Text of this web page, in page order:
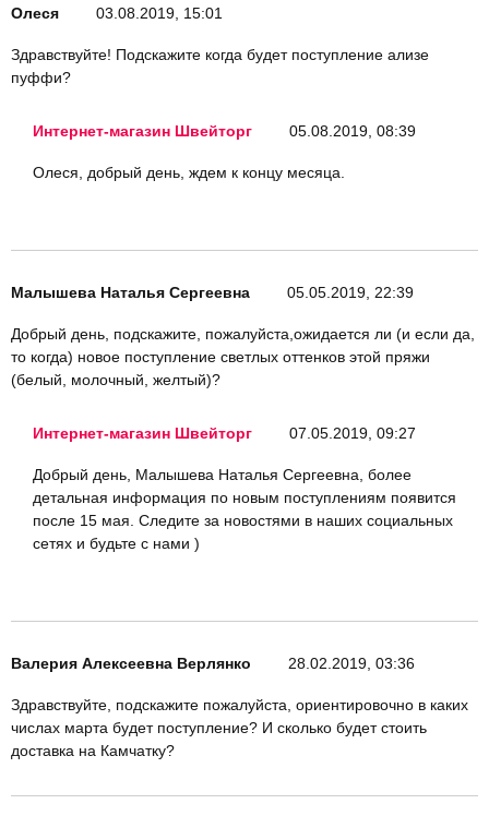
Олеся 03.08.2019, 15:01
Здравствуйте! Подскажите когда будет поступление ализе
пуффи?
Интернет-магазин Швейторг 05.08.2019, 08:39
Олеся, добрый день, ждем к концу месяца.
Малышева Наталья Сергеевна 05.05.2019, 22:39
Добрый день, подскажите, пожалуйста,ожидается ли (и если да,
то когда) новое поступление светлых оттенков этой пряжи
(белый, молочный, желтый)?
Интернет-магазин Швейторг 07.05.2019, 09:27
Добрый день, Малышева Наталья Сергеевна, более
детальная информация по новым поступлениям появится
после 15 мая. Следите за новостями в наших социальных
сетях и будьте с нами )
Валерия Алексеевна Верлянко 28.02.2019, 03:36
Здравствуйте, подскажите пожалуйста, ориентировочно в каких
числах марта будет поступление? И сколько будет стоить
доставка на Камчатку?